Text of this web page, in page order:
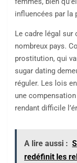
influencées par la
Le cadre légal sur
nombreux pays.
prostitution, qui
sugar dating
réguler. Les lois
une
rendant difficile
A lire aussi :
redéfinit les